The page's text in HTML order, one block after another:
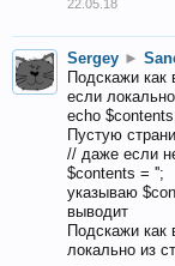
22.05.18
Sergey ►
Подскажи как
если
echo
Пустую
// даже если
$contents = '';
указываю
выводит
Подскажи как
локально из